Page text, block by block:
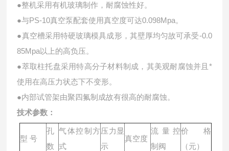
●整机采用有机玻璃制作，耐腐蚀性好。
●与PS-10真空泵配套使用真空度可达0.098Mpa。
●真空槽采用特硬玻璃模具成形，其壁厚均匀故可承受-0.0
85Mpa以上的高负压。
●萃取柱托盘采用特高分子材料制成，其美观耐腐蚀并且*
使用在高压力状态下不变形。
●内部试管架由聚四氟制成故有很高的耐腐蚀。
技术参数：
型 号
孔
数
气体控制方
式
压力显
示
真空度
流量控
制阀
价格
（元）